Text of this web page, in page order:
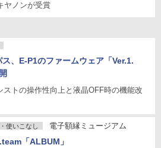
ヤノンが受賞
、E-P1のファームウェア「Ver.1.
ストの操作性向上と液晶OFF時の機能改
使いこなし 電子額縁ミュージアム
「ALBUM」